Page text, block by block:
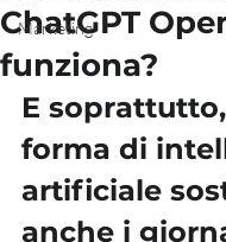
Marketing
ChatGPT
funziona?
E
forma di
artificiale
anche i